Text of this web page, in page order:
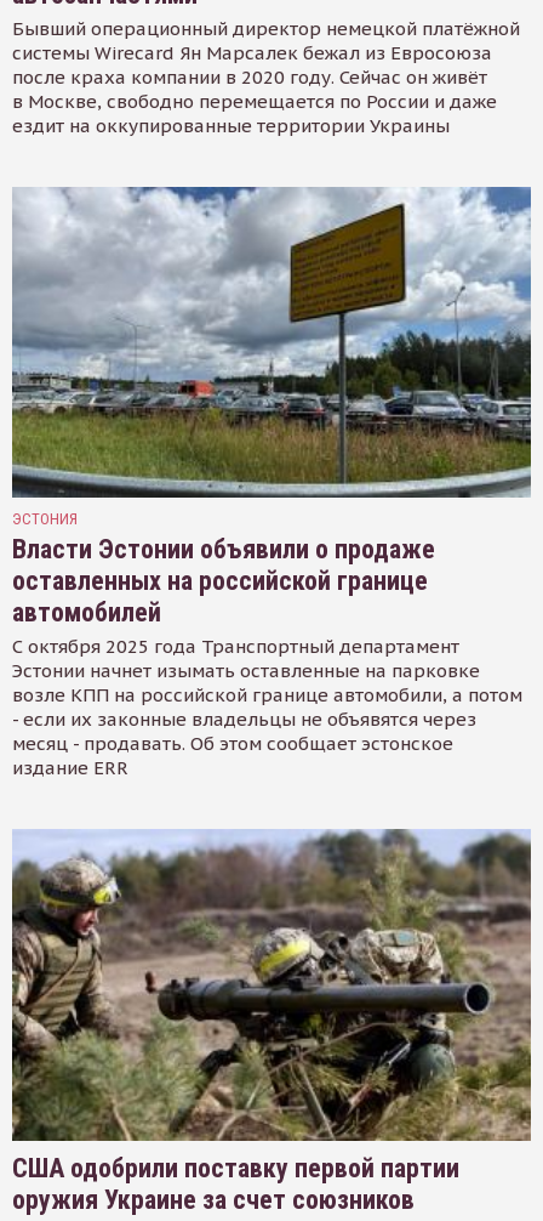
Бывший операционный директор немецкой платёжной
системы Wirecard Ян Марсалек бежал из Евросоюза
после краха компании в 2020 году. Сейчас он живёт
в Москве, свободно перемещается по России и даже
ездит на оккупированные территории Украины
ЭСТОНИЯ
Власти Эстонии объявили о продаже
оставленных на российской границе
автомобилей
С октября 2025 года Транспортный департамент
Эстонии начнет изымать оставленные на парковке
возле КПП на российской границе автомобили, а потом
- если их законные владельцы не объявятся через
месяц - продавать. Об этом сообщает эстонское
издание ERR
США одобрили поставку первой партии
оружия Украине за счет союзников